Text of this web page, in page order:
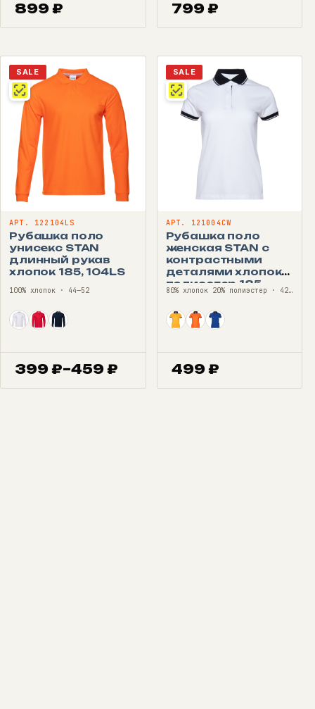
899₽ 799₽
SALE
АРТ. 122104LS
Рубашка поло
унисекс STAN
длинный рукав
хлопок 185, 104LS
100% хлопок · 44—52
399₽–459₽
Диапазон
цен:
SALE
АРТ. 121004CW
Рубашка поло
женская STAN с
контрастными
деталями хлопок/
полиэстер 185,
04CW
80% хлопок 20% полиэстер · 42—52
499₽